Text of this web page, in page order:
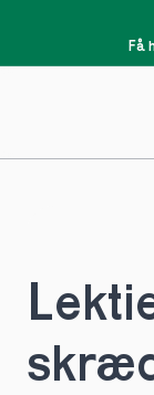
Få